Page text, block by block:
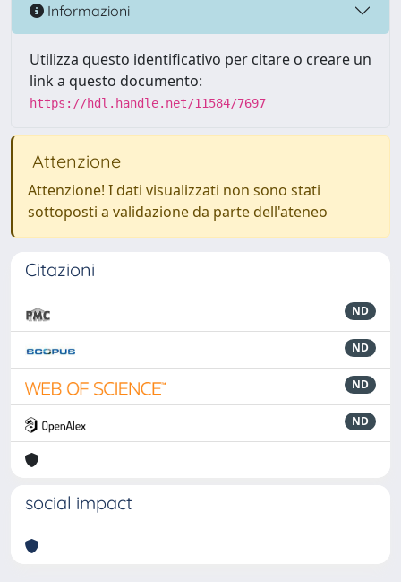
Informazioni
Utilizza questo identificativo per citare o creare un
link a questo documento:
https://hdl.handle.net/11584/7697
Attenzione
Attenzione! I dati visualizzati non sono stati
sottoposti a validazione da parte dell'ateneo
Citazioni
ND
ND
ND
ND
social impact